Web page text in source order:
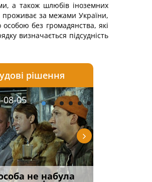
а також шлюбів іноземних
за межами України,
без громадянства, які
визначається підсудність
та
2026-08-04
Паспорт РФ як
ВС від
2026-08-03
ФОП
2026-08-05
рішення
05
не набула